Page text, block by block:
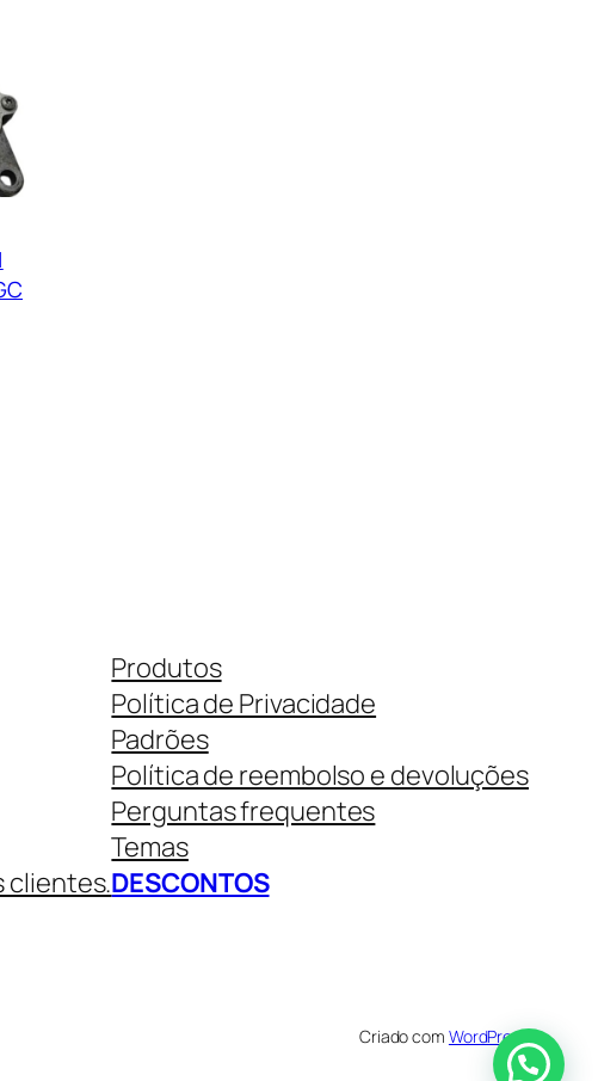
clientes.
Produtos
Política de Privacidade
Padrões
Política de reembolso e devoluções
Perguntas frequentes
Temas
DESCONTOS
Criado com WordPress